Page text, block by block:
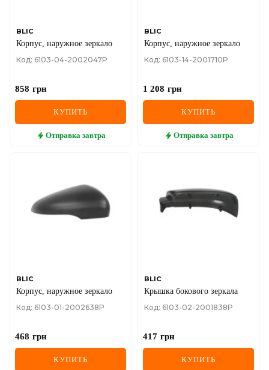
BLIC
Корпус, наружное зеркало
Код: 6103-04-2002047P
858 грн
КУПИТЬ
Отправка завтра
BLIC
Корпус, наружное зеркало
Код: 6103-14-2001710P
1 208 грн
КУПИТЬ
Отправка завтра
BLIC
Корпус, наружное зеркало
Код: 6103-01-2002638P
468 грн
КУПИТЬ
BLIC
Крышка бокового зеркала
Код: 6103-02-2001838P
417 грн
КУПИТЬ